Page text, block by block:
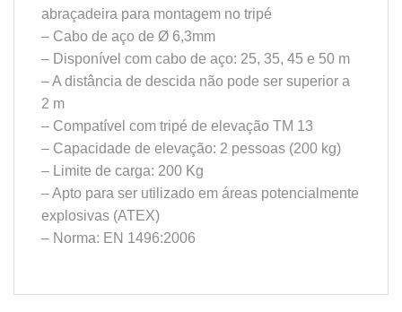
abraçadeira para montagem no tripé
– Cabo de aço de Ø 6,3mm
– Disponível com cabo de aço: 25, 35, 45 e 50 m
– A distância de descida não pode ser superior a
2 m
– Compatível com tripé de elevação TM 13
– Capacidade de elevação: 2 pessoas (200 kg)
– Limite de carga: 200 Kg
– Apto para ser utilizado em áreas potencialmente
explosivas (ATEX)
– Norma: EN 1496:2006